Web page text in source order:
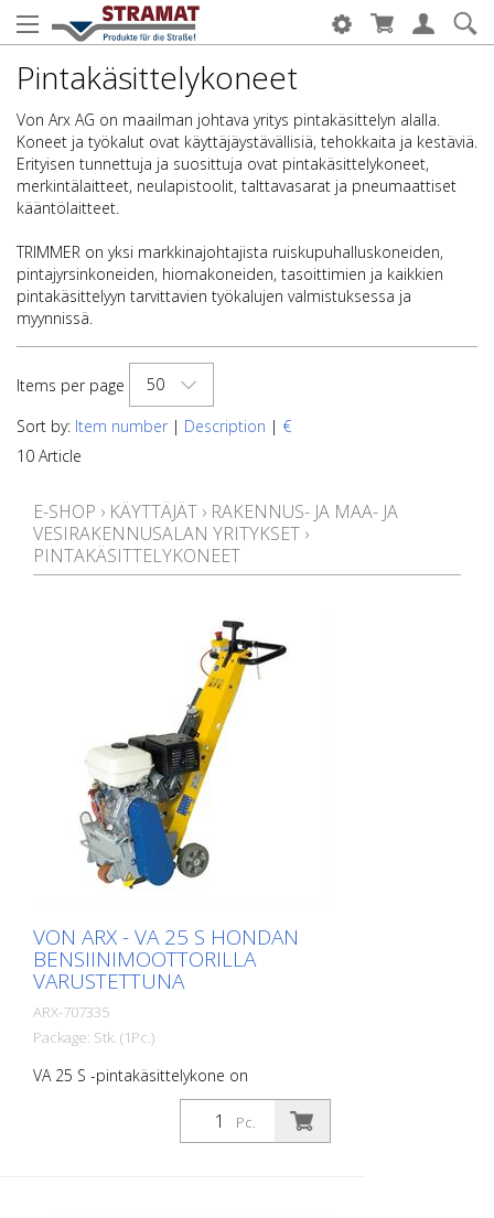
Pintakäsittelykoneet
Von Arx AG on maailman johtava yritys pintakäsittelyn alalla.
Koneet ja työkalut ovat käyttäjäystävällisiä, tehokkaita ja kestäviä.
Erityisen tunnettuja ja suosittuja ovat pintakäsittelykoneet,
merkintälaitteet, neulapistoolit, talttavasarat ja pneumaattiset
kääntölaitteet.
TRIMMER on yksi markkinajohtajista ruiskupuhalluskoneiden,
pintajyrsinkoneiden, hiomakoneiden, tasoittimien ja kaikkien
pintakäsittelyyn tarvittavien työkalujen valmistuksessa ja
myynnissä.
Items per page
50
Sort by: Item number | Description | €
10 Article
E-SHOP › KÄYTTÄJÄT › RAKENNUS- JA MAA- JA
VESIRAKENNUSALAN YRITYKSET ›
PINTAKÄSITTELYKONEET
VON ARX - VA 25 S HONDAN
BENSIINIMOOTTORILLA
VARUSTETTUNA
ARX-707335
Package: Stk. (1Pc.)
VA 25 S -pintakäsittelykone on
ihanteellinen keskisuurille ja suurille
alueille. Tärinänvaimennusjärjestelmällä ja
portaattomalla syvyyden säätölaitteella
Pc.